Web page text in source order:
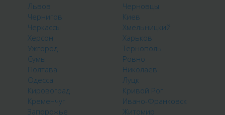
Львов
Черновцы
Чернигов
Киев
Черкассы
Хмельницкий
Херсон
Харьков
Ужгород
Тернополь
Сумы
Ровно
Полтава
Николаев
Одесса
Луцк
Кировоград
Кривой Рог
Кременчуг
Ивано-Франковск
Запорожье
Житомир